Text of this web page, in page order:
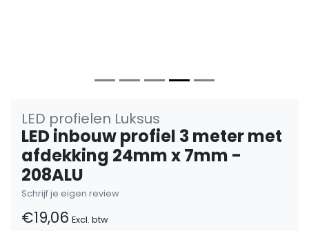
LED profielen Luksus
LED inbouw profiel 3 meter met
afdekking 24mm x 7mm -
208ALU
Schrijf je eigen review
€19,06 Excl. btw